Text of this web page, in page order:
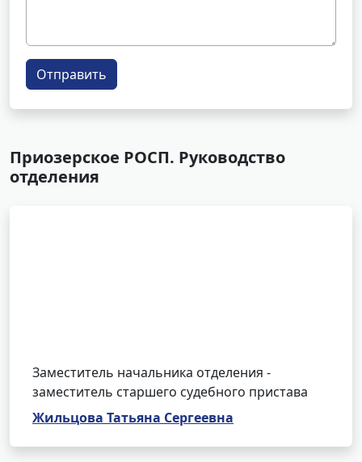
Отправить
Приозерское РОСП. Руководство
отделения
Заместитель начальника отделения -
заместитель старшего судебного пристава
Жильцова Татьяна Сергеевна